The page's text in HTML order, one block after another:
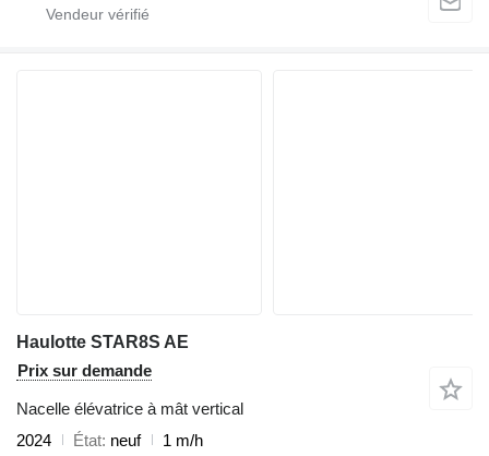
Haulotte STAR8S AE
Prix sur demande
Nacelle élévatrice à mât vertical
2024
État neuf
1 m/h